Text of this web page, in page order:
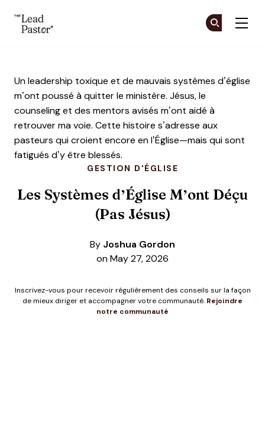
GESTION D'ÉGLISE
Les Systèmes d’Église M’ont Déçu
(Pas Jésus)
By Joshua Gordon
on May 27, 2026
Inscrivez-vous pour recevoir régulièrement des conseils sur la façon
de mieux diriger et accompagner votre communauté. Rejoindre
notre communauté
Un leadership toxique et de mauvais systèmes d’église
m’ont poussé à quitter le ministère. Jésus, le
counseling et des mentors avisés m’ont aidé à
retrouver ma voie. Cette histoire s’adresse aux
pasteurs qui croient encore en l’Église—mais qui sont
fatigués d’y être blessés.